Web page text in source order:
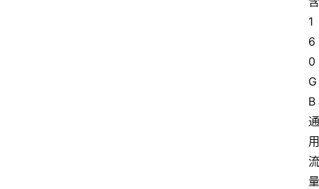
1
6
0
G
B
通
用
流
量